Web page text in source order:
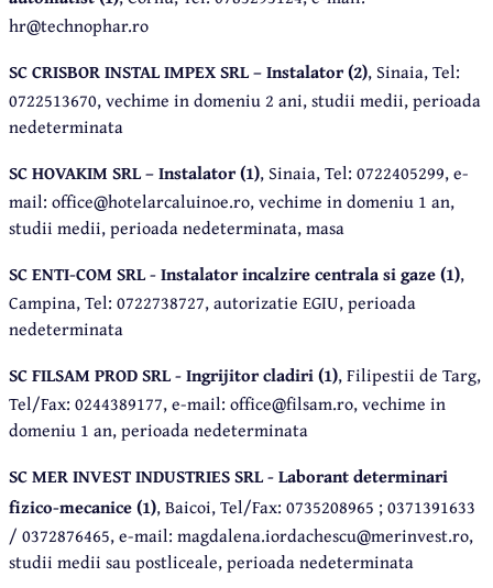
hr@technophar.ro
SC CRISBOR INSTAL IMPEX SRL – Instalator (2), Sinaia, Tel:
0722513670, vechime in domeniu 2 ani, studii medii, perioada
nedeterminata
SC HOVAKIM SRL – Instalator (1), Sinaia, Tel: 0722405299, e-
mail: office@hotelarcaluinoe.ro, vechime in domeniu 1 an,
studii medii, perioada nedeterminata, masa
SC ENTI-COM SRL - Instalator incalzire centrala si gaze (1),
Campina, Tel: 0722738727, autorizatie EGIU, perioada
nedeterminata
SC FILSAM PROD SRL - Ingrijitor cladiri (1), Filipestii de Targ,
Tel/Fax: 0244389177, e-mail: office@filsam.ro, vechime in
domeniu 1 an, perioada nedeterminata
SC MER INVEST INDUSTRIES SRL - Laborant determinari
fizico-mecanice (1), Baicoi, Tel/Fax: 0735208965 ; 0371391633
/ 0372876465, e-mail: magdalena.iordachescu@merinvest.ro,
studii medii sau postliceale, perioada nedeterminata